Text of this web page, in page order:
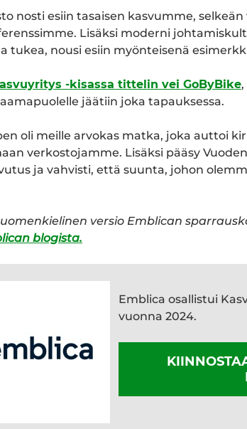
nosti esiin tasaisen kasvumme,
Lisäksi moderni
tukea, nousi esiin myönteisenä
-kisassa tittelin vei GoByBike
jäätiin joka tapauksessa.
oli meille arvokas matka, joka auttoi
verkostojamme. Lisäksi pääsy
ja vahvisti, että suunta, johon
versio Emblican
blogista.
Emblica osallistui
vuonna 2024.